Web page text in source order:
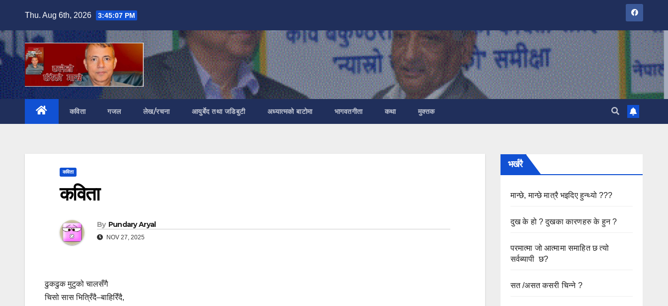
content
Thu. Aug 6th, 2026 3:45:08 PM
कविता गजल लेख/रचना आयुर्बेद तथा जडिबुटी अध्यात्मको बाटोमा भागवतगीता कथा मुक्तक
कविता
कविता
By Pundary Aryal
NOV 27, 2025
ढुकढुक मुटुको चालसँगै
चिसो सास भित्रिँदै–बाहिरिँदै,
भर्खरै
मान्छे, मान्छे मात्रै भइदिए हुन्थ्यो ???
दुख के हो ? दुखका कारणहरु के हुन ?
परमात्मा जो आत्मामा समाहित छ त्यो
सर्वब्यापी छ?
सत /असत कसरी चिन्ने ?